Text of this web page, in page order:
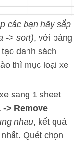
các bạn hãy sắp
-> sort), với bảng
danh sách
thì mục loại xe
sang 1 sheet
-> Remove
nhau, kết quả
Quét chọn